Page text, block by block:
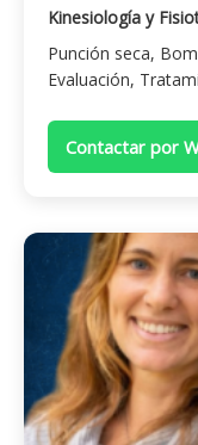
Kinesiología y
Punción seca,
Evaluación,
Contactar por